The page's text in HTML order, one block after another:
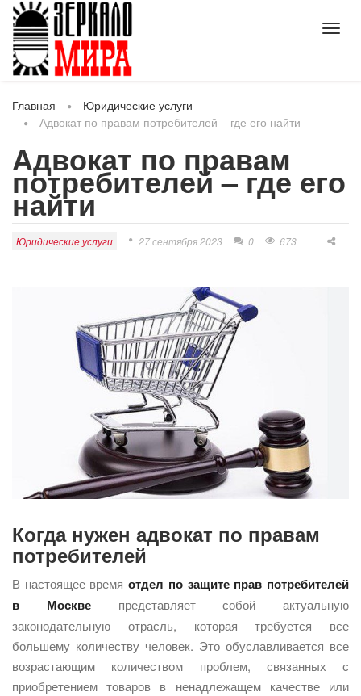
Главная
Юридические услуги
Адвокат по правам потребителей – где его найти
Адвокат по правам
потребителей – где его
найти
Юридические услуги 27 сентября 2023 0 673
Когда нужен адвокат по правам
потребителей
В настоящее времяотдел по защите прав потребителей
в Москвепредставляет собой актуальную
законодательную отрасль, которая требуется все
большему количеству человек. Это обуславливается все
возрастающим количеством проблем, связанных с
приобретением товаров в ненадлежащем качестве или